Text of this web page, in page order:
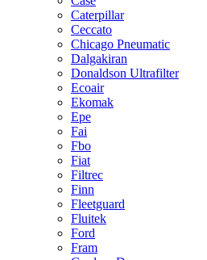
Caterpillar
Ceccato
Chicago Pneumatic
Dalgakiran
Donaldson Ultrafilter
Ecoair
Ekomak
Epe
Fai
Fbo
Fiat
Filtrec
Finn
Fleetguard
Fluitek
Ford
Fram